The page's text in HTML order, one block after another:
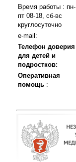
Время работы : пн-
пт 08-18, сб-вс
круглосуточно
e-mail:
Телефон доверия
для детей и
подростков:
Оперативная
помощь :